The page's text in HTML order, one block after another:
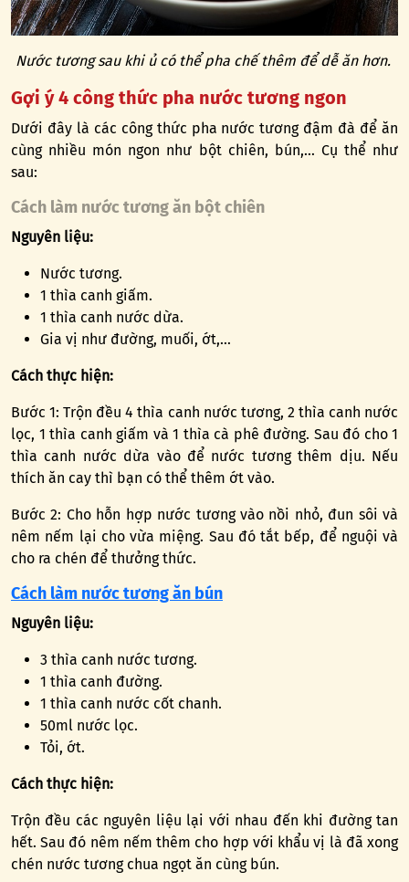
Nước tương sau khi ủ có thể pha chế thêm để dễ ăn hơn.
Gợi ý 4 công thức pha nước tương ngon
Dưới đây là các công thức pha nước tương đậm đà để ăn
cùng nhiều món ngon như bột chiên, bún,… Cụ thể như
sau:
Cách làm nước tương ăn bột chiên
Nguyên liệu:
Nước tương.
1 thìa canh giấm.
1 thìa canh nước dừa.
Gia vị như đường, muối, ớt,…
Cách thực hiện:
Bước 1: Trộn đều 4 thìa canh nước tương, 2 thìa canh nước
lọc, 1 thìa canh giấm và 1 thìa cà phê đường. Sau đó cho 1
thìa canh nước dừa vào để nước tương thêm dịu. Nếu
thích ăn cay thì bạn có thể thêm ớt vào.
Bước 2: Cho hỗn hợp nước tương vào nồi nhỏ, đun sôi và
nêm nếm lại cho vừa miệng. Sau đó tắt bếp, để nguội và
cho ra chén để thưởng thức.
Cách làm nước tương ăn bún
Nguyên liệu:
3 thìa canh nước tương.
1 thìa canh đường.
1 thìa canh nước cốt chanh.
50ml nước lọc.
Tỏi, ớt.
Cách thực hiện:
Trộn đều các nguyên liệu lại với nhau đến khi đường tan
hết. Sau đó nêm nếm thêm cho hợp với khẩu vị là đã xong
chén nước tương chua ngọt ăn cùng bún.